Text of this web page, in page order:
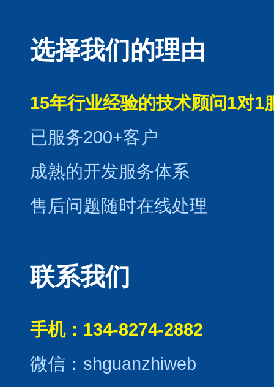
选择我们的理由
15年行业经验的技术顾问1对1
已服务200+客户
成熟的开发服务体系
售后问题随时在线处理
联系我们
手机：134-8274-2882
微信：shguanzhiweb